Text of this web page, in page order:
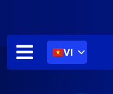
nội
dung
VI